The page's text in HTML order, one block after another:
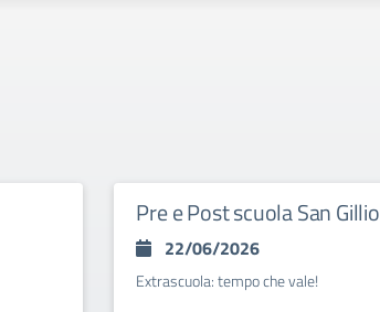
Pre e Post scuola San Gillio
22/06/2026
Extrascuola: tempo che vale!